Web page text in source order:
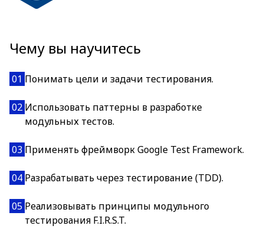
Чему вы научитесь
01 Понимать цели и задачи тестирования.
02 Использовать паттерны в разработке
модульных тестов.
03 Применять фреймворк Google Test Framework.
04 Разрабатывать через тестирование (TDD).
05 Реализовывать принципы модульного
тестирования F.I.R.S.T.